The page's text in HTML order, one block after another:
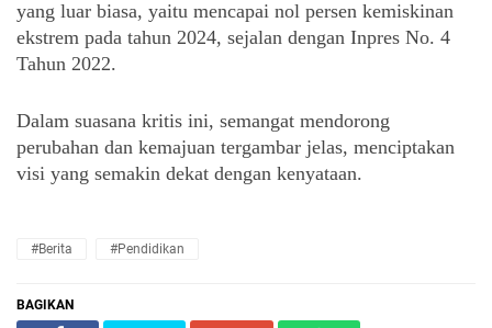
yang luar biasa, yaitu mencapai nol persen kemiskinan
ekstrem pada tahun 2024, sejalan dengan Inpres No. 4
Tahun 2022.
Dalam suasana kritis ini, semangat mendorong
perubahan dan kemajuan tergambar jelas, menciptakan
visi yang semakin dekat dengan kenyataan.
#Berita #Pendidikan
BAGIKAN